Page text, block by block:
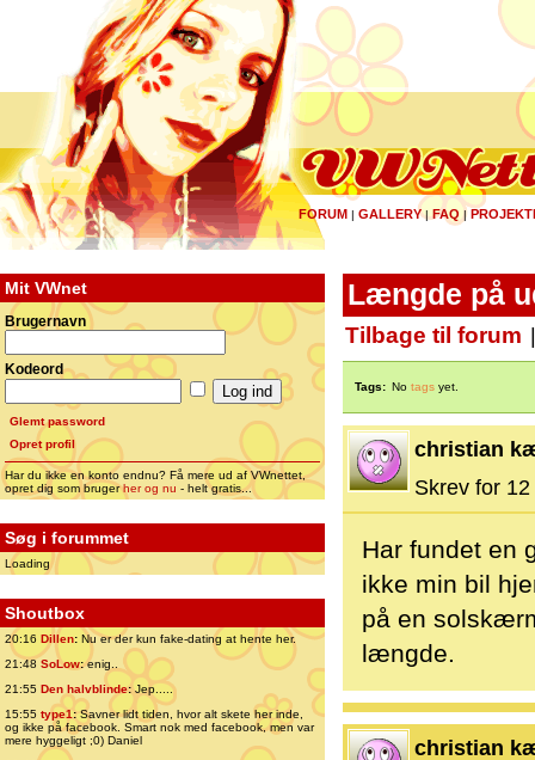
FORUM | GALLERY|FAQ |
Mit VWnet
Brugernavn
Kodeord
Glemt password
Opret profil
Har du ikke en konto endnu? Få mere ud af VWnettet,
opret dig som brugerher og nu - helt gratis...
Søg i forummet
Loading
Shoutbox
20:16 Dillen: Nu er der kun fake-dating at hente her.
21:48 SoLow:enig..
21:55 Den halvblinde:Jep.....
15:55 type1:Savner lidt tiden, hvor alt skete her inde,
og ikke på facebook. Smart nok med facebook, men var
mere hyggeligt ;0) Daniel
Længde på
Tilbage til forum
Tags: No tags yet.
christian
Skrev for
Har fundet en
ikke min bil
på en
længde.
christian